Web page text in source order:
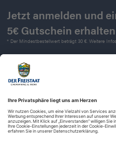
Jetzt anmelden und
5€ Gutschein
* Der Mindestbestellwert beträgt 30 €. Weitere